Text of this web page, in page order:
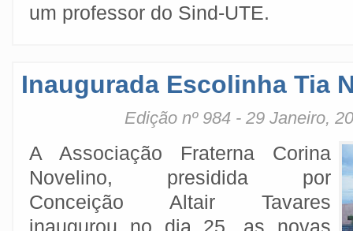
um professor do Sind-UTE.
Inaugurada Escolinha Tia
Edição nº 984 - 29 Janeiro,
A Associação Fraterna Corina
Novelino, presidida por
Conceição Altair Tavares
inaugurou no dia 25, as novas